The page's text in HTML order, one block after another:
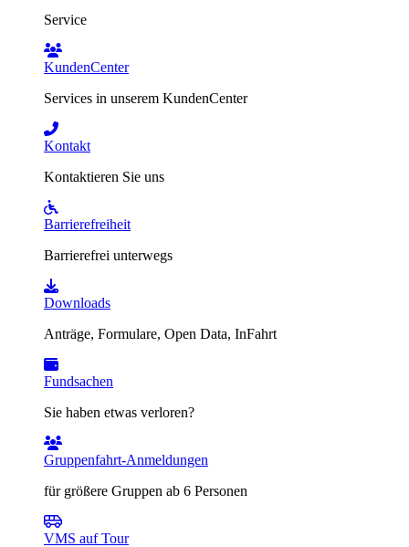
Service
KundenCenter
Services in unserem KundenCenter
Kontakt
Kontaktieren Sie uns
Barrierefreiheit
Barrierefrei unterwegs
Downloads
Anträge, Formulare, Open Data, InFahrt
Fundsachen
Sie haben etwas verloren?
Gruppenfahrt-Anmeldungen
für größere Gruppen ab 6 Personen
VMS auf Tour